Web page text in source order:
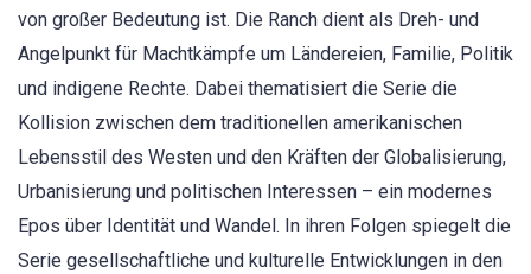
von großer Bedeutung ist. Die Ranch dient als Dreh- und
Angelpunkt für Machtkämpfe um Ländereien, Familie, Politik
und indigene Rechte. Dabei thematisiert die Serie die
Kollision zwischen dem traditionellen amerikanischen
Lebensstil des Westen und den Kräften der Globalisierung,
Urbanisierung und politischen Interessen – ein modernes
Epos über Identität und Wandel. In ihren Folgen spiegelt die
Serie gesellschaftliche und kulturelle Entwicklungen in den